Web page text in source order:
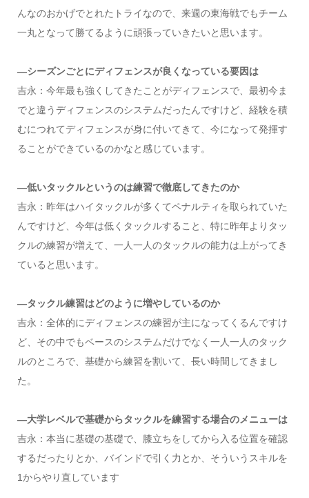
んなのおかげでとれたトライなので、来週の東海戦でもチーム
一丸となって勝てるように頑張っていきたいと思います。
—シーズンごとにディフェンスが良くなっている要因は
吉永：今年最も強くしてきたことがディフェンスで、最初今ま
でと違うディフェンスのシステムだったんですけど、経験を積
むにつれてディフェンスが身に付いてきて、今になって発揮す
ることができているのかなと感じています。
—低いタックルというのは練習で徹底してきたのか
吉永：昨年はハイタックルが多くてペナルティを取られていた
んですけど、今年は低くタックルすること、特に昨年よりタッ
クルの練習が増えて、一人一人のタックルの能力は上がってき
ていると思います。
—タックル練習はどのように増やしているのか
吉永：全体的にディフェンスの練習が主になってくるんですけ
ど、その中でもベースのシステムだけでなく一人一人のタック
ルのところで、基礎から練習を割いて、長い時間してきまし
た。
—大学レベルで基礎からタックルを練習する場合のメニューは
吉永：本当に基礎の基礎で、膝立ちをしてから入る位置を確認
するだったりとか、バインドで引く力とか、そういうスキルを
1からやり直しています